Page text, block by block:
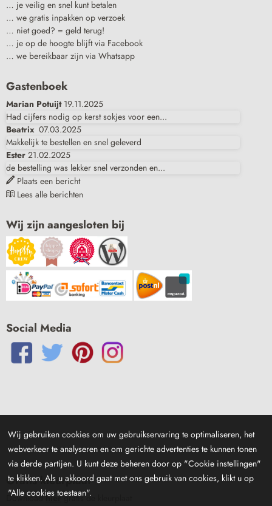
… je veilig en snel kunt betalen
… we gratis inpakken op verzoek
… niet goed? = geld terug!
… je op de hoogte blijft via Facebook
… we bereikbaar zijn via Whatsapp
Gastenboek
Marian Potuijt 19.11.2025
Had cijfers nodig op kerst sokjes voor een...
Beatrix 07.03.2025
Makkelijk te bestellen en snel geleverd
Ester 21.02.2025
de bestelling was lekker snel verzonden en...
Plaats een bericht
Lees alle berichten
Wij zijn aangesloten bij
Social Media
Gratis kleurplaat
Downloadhiergratis de kleurplaat
Wij gebruiken cookies om uw gebruikservaring te optimaliseren, het
webverkeer te analyseren en om gerichte advertenties te kunnen tonen
via derde partijen. U kunt deze beheren door op "Cookie instellingen"
te klikken. Als u akkoord gaat met ons gebruik van cookies, klikt u op
"Alle cookies toestaan".